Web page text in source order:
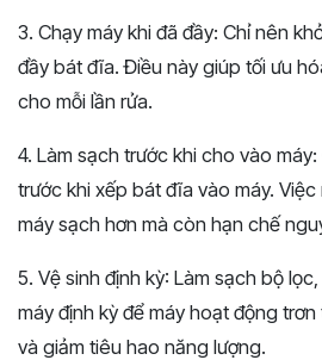
3. Chạy máy khi đã đầy: Chỉ nên
đầy bát đĩa. Điều này giúp tối ưu
cho mỗi lần rửa.
4. Làm sạch trước khi cho vào
trước khi xếp bát đĩa vào máy.
máy sạch hơn mà còn hạn chế
5. Vệ sinh định kỳ: Làm sạch bộ
máy định kỳ để máy hoạt động
và giảm tiêu hao năng lượng.